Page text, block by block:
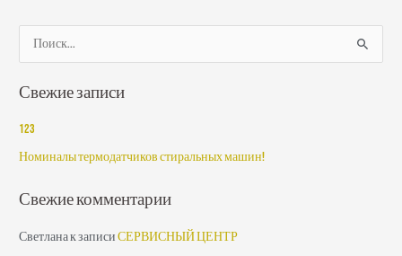
и
Свежие записи
123
Номиналы термодатчиков стиральных машин!
Свежие комментарии
Светланак записиСЕРВИСНЫЙ ЦЕНТР